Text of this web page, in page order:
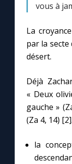
1000
Contact
Marie de
vous à
La
par la secte
désert.
Déjà
« Deux
gauche »
(Za 4, 14)
la